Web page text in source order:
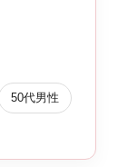
50代男性